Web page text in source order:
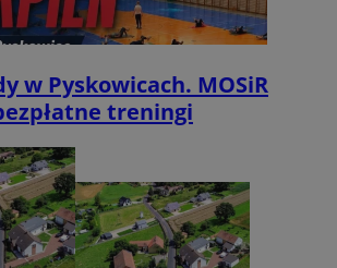
w Pyskowicach. MOSiR
treningi